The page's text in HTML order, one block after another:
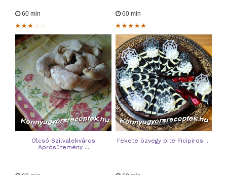
60 min
Olcsó Szilvalekváros
Aprósütemény ...
60 min
Fekete özvegy pite Picipiros ...